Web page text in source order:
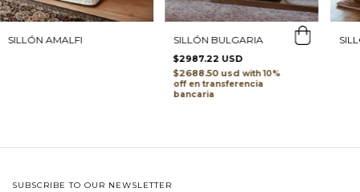
SILLÓN AMALFI SILLÓN BULGARIA
$2987.22 USD
$2688.50 usdwith
transferencia
bancaria
SUBSCRIBE TO OUR NEWSLETTER